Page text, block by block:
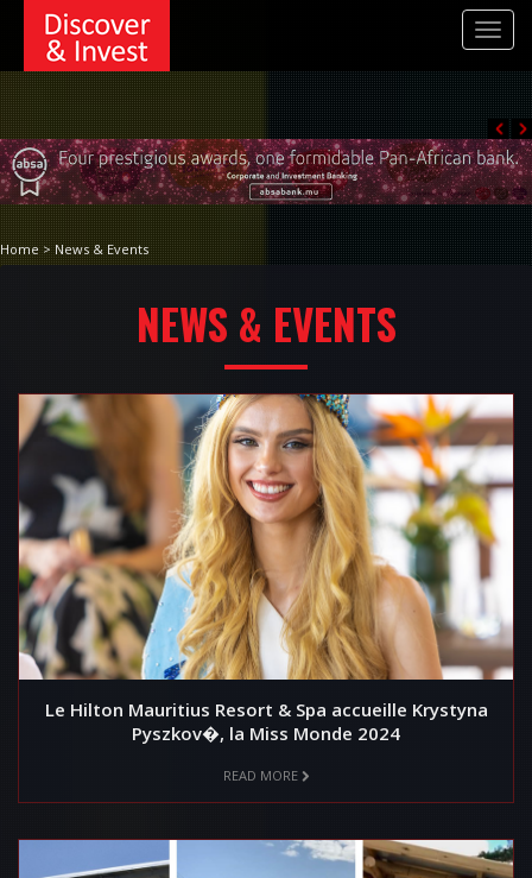
Home > News & Events
NEWS & EVENTS
Le Hilton Mauritius Resort & Spa accueille Krystyna
Pyszkov�, la Miss Monde 2024
READ MORE